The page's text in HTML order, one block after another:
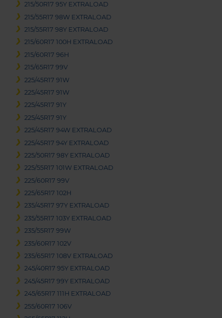
215/50R17 95Y EXTRALOAD
215/55R17 98W EXTRALOAD
215/55R17 98Y EXTRALOAD
215/60R17 100H EXTRALOAD
215/60R17 96H
215/65R17 99V
225/45R17 91W
225/45R17 91W
225/45R17 91Y
225/45R17 91Y
225/45R17 94W EXTRALOAD
225/45R17 94Y EXTRALOAD
225/50R17 98Y EXTRALOAD
225/55R17 101W EXTRALOAD
225/60R17 99V
225/65R17 102H
235/45R17 97Y EXTRALOAD
235/55R17 103Y EXTRALOAD
235/55R17 99W
235/60R17 102V
235/65R17 108V EXTRALOAD
245/40R17 95Y EXTRALOAD
245/45R17 99Y EXTRALOAD
245/65R17 111H EXTRALOAD
255/60R17 106V